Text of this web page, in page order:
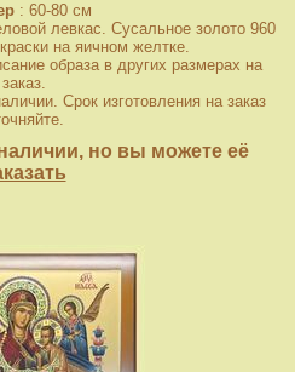
: 60-80 см
левкас. Сусальное золото 960
на яичном желтке.
образа в других размерах на
заказ.
Срок изготовления на заказ
но вы можете её